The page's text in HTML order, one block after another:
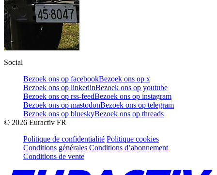
Social
Bezoek ons op facebookBezoek ons op x
Bezoek ons op linkedinBezoek ons op youtube
Bezoek ons op rss-feedBezoek ons op instagram
Bezoek ons op mastodonBezoek ons op telegram
Bezoek ons op blueskyBezoek ons op threads
© 2026 Euractiv FR
Politique de confidentialité Politique cookies
Conditions générales Conditions d’abonnement
Conditions de vente